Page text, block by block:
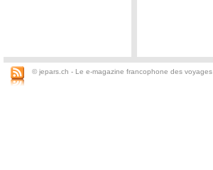
© jepars.ch - Le e-magazine francophone des voyages